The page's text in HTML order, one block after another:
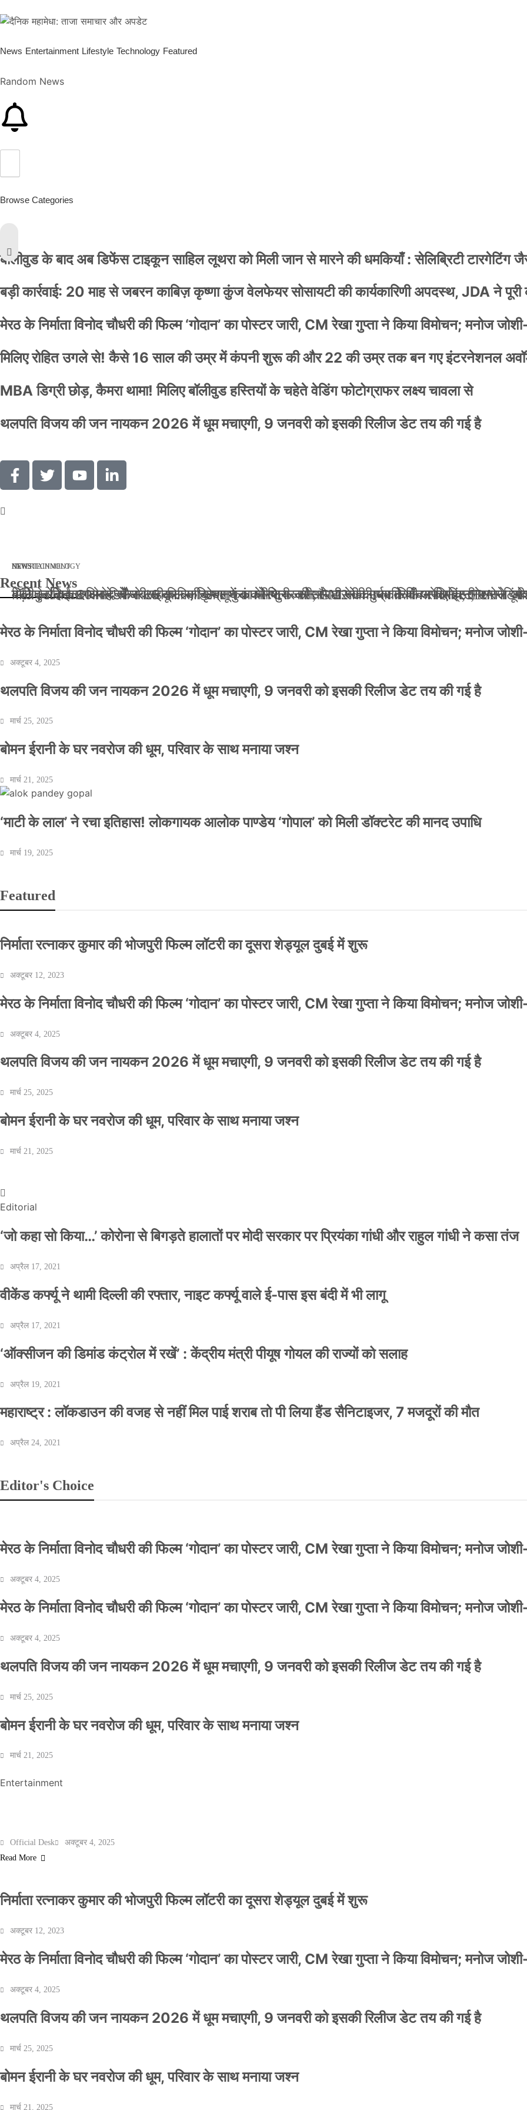
News Entertainment Lifestyle Technology Featured
Random News
Browse Categories
बॉलीवुड के बाद अब डिफेंस टाइकून साहिल लूथरा को मिली जान से मारने की धमकियाँ : सेलिब्रिटी टारगेटिंग
बड़ी कार्रवाई: 20 माह से जबरन काबिज़ कृष्णा कुंज वेलफेयर सोसायटी की कार्यकारिणी अपदस्थ, JDA ने पूरी
मेरठ के निर्माता विनोद चौधरी की फिल्म ‘गोदान’ का पोस्टर जारी, CM रेखा गुप्ता ने किया विमोचन; मनोज
मिलिए रोहित उगले से! कैसे 16 साल की उम्र में कंपनी शुरू की और 22 की उम्र तक बन गए इंटरनेशनल
MBA डिग्री छोड़, कैमरा थामा! मिलिए बॉलीवुड हस्तियों के चहेते वेडिंग फोटोग्राफर लक्ष्य चावला से
थलपति विजय की जन नायकन 2026 में धूम मचाएगी, 9 जनवरी को इसकी रिलीज डेट तय की गई है
NEWS मार्च 2, 2026
बॉलीवुड के बाद अब डिफेंस टाइकून साहिल लूथरा को मिली जान से मारने की धमकियाँ : सेलिब्रिटी
NEWS जनवरी 29, 2026
बड़ी कार्रवाई: 20 माह से जबरन काबिज़ कृष्णा कुंज वेलफेयर सोसायटी की कार्यकारिणी अपदस्थ, JDA ने
ENTERTAINMENT
मेरठ के निर्माता विनोद चौधरी की फिल्म ‘गोदान’ का पोस्टर जारी, CM रेखा गुप्ता ने किया विमोचन; मनोज
NEWSTECHNOLOGY
मिलिए रोहित उगले से! कैसे 16 साल की उम्र में कंपनी शुरू की और 22 की उम्र तक बन गए इंटरनेशनल
Recent News
मेरठ के निर्माता विनोद चौधरी की फिल्म ‘गोदान’ का पोस्टर जारी, CM रेखा गुप्ता ने किया विमोचन; मनोज
अक्टूबर 4, 2025
थलपति विजय की जन नायकन 2026 में धूम मचाएगी, 9 जनवरी को इसकी रिलीज डेट तय की गई है
मार्च 25, 2025
बोमन ईरानी के घर नवरोज की धूम, परिवार के साथ मनाया जश्न
मार्च 21, 2025
‘माटी के लाल’ ने रचा इतिहास! लोकगायक आलोक पाण्डेय ‘गोपाल’ को मिली डॉक्टरेट की मानद उपाधि
मार्च 19, 2025
Featured
निर्माता रत्नाकर कुमार की भोजपुरी फिल्म लॉटरी का दूसरा शेड्यूल दुबई में शुरू
अक्टूबर 12, 2023
मेरठ के निर्माता विनोद चौधरी की फिल्म ‘गोदान’ का पोस्टर जारी, CM रेखा गुप्ता ने किया विमोचन; मनोज
अक्टूबर 4, 2025
थलपति विजय की जन नायकन 2026 में धूम मचाएगी, 9 जनवरी को इसकी रिलीज डेट तय की गई है
मार्च 25, 2025
बोमन ईरानी के घर नवरोज की धूम, परिवार के साथ मनाया जश्न
मार्च 21, 2025
वीकेंड कर्फ्यू ने थामी दिल्ली की रफ्तार, नाइट कर्फ्यू वाले ई-पास इस बंदी में भी लागू
Official Desk
Editorial
‘जो कहा सो किया…’ कोरोना से बिगड़ते हालातों पर मोदी सरकार पर प्रियंका गांधी और राहुल गांधी ने कसा तंज
अप्रैल 17, 2021
वीकेंड कर्फ्यू ने थामी दिल्ली की रफ्तार, नाइट कर्फ्यू वाले ई-पास इस बंदी में भी लागू
अप्रैल 17, 2021
‘ऑक्सीजन की डिमांड कंट्रोल में रखें’ : केंद्रीय मंत्री पीयूष गोयल की राज्यों को सलाह
अप्रैल 19, 2021
महाराष्ट्र : लॉकडाउन की वजह से नहीं मिल पाई शराब तो पी लिया हैंड सैनिटाइजर, 7 मजदूरों की मौत
अप्रैल 24, 2021
Editor's Choice
मेरठ के निर्माता विनोद चौधरी की फिल्म ‘गोदान’ का पोस्टर जारी, CM रेखा गुप्ता ने किया विमोचन; मनोज
अक्टूबर 4, 2025
मेरठ के निर्माता विनोद चौधरी की फिल्म ‘गोदान’ का पोस्टर जारी, CM रेखा गुप्ता ने किया विमोचन; मनोज
अक्टूबर 4, 2025
थलपति विजय की जन नायकन 2026 में धूम मचाएगी, 9 जनवरी को इसकी रिलीज डेट तय की गई है
मार्च 25, 2025
बोमन ईरानी के घर नवरोज की धूम, परिवार के साथ मनाया जश्न
मार्च 21, 2025
NEWS
बॉलीवुड के बाद अब डिफेंस टाइकून साहिल लूथरा को मिली जान से मारने की
धमकियाँ : सेलिब्रिटी टारगेटिंग जैसा हूबहू पैटर्न का खुलासा
Official Desk
Entertainment
Official Desk
अक्टूबर 4, 2025
Read More
निर्माता रत्नाकर कुमार की भोजपुरी फिल्म लॉटरी का दूसरा शेड्यूल दुबई में शुरू
अक्टूबर 12, 2023
मेरठ के निर्माता विनोद चौधरी की फिल्म ‘गोदान’ का पोस्टर जारी, CM रेखा गुप्ता ने किया विमोचन; मनोज
अक्टूबर 4, 2025
थलपति विजय की जन नायकन 2026 में धूम मचाएगी, 9 जनवरी को इसकी रिलीज डेट तय की गई है
मार्च 25, 2025
बोमन ईरानी के घर नवरोज की धूम, परिवार के साथ मनाया जश्न
मार्च 21, 2025